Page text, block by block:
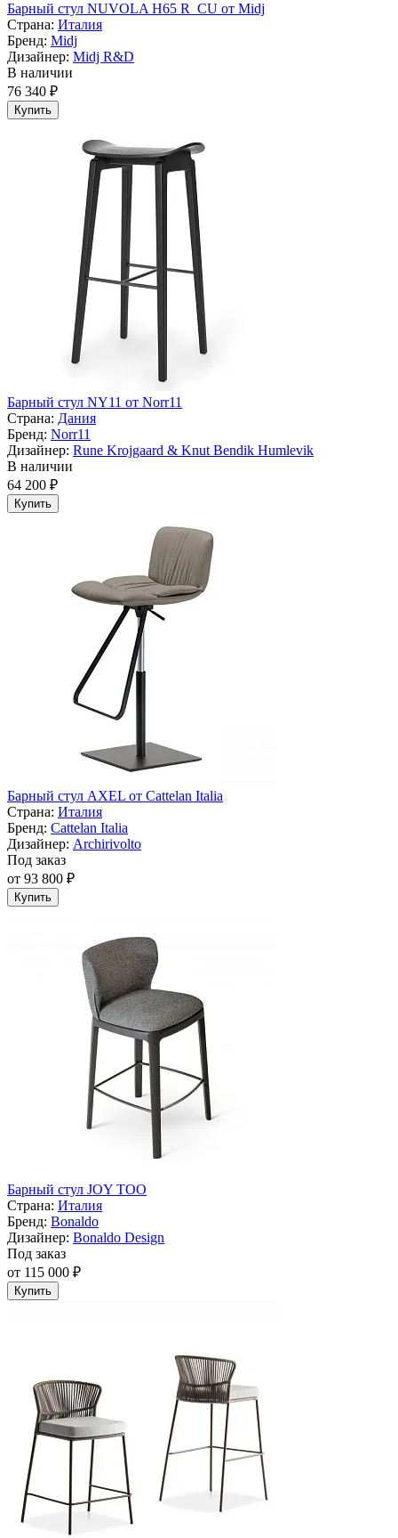
Барный стул NUVOLA H65 R_CU от Midj
Страна: Италия
Бренд: Midj
Дизайнер: Midj R&D
В наличии
76 340 ₽
Купить
Барный стул NY11 от Norr11
Страна: Дания
Бренд: Norr11
Дизайнер: Rune Krojgaard & Knut Bendik Humlevik
В наличии
64 200 ₽
Купить
Барный стул AXEL от Cattelan Italia
Страна: Италия
Бренд: Cattelan Italia
Дизайнер: Archirivolto
Под заказ
от 93 800 ₽
Купить
Барный стул JOY TOO
Страна: Италия
Бренд: Bonaldo
Дизайнер: Bonaldo Design
Под заказ
от 115 000 ₽
Купить